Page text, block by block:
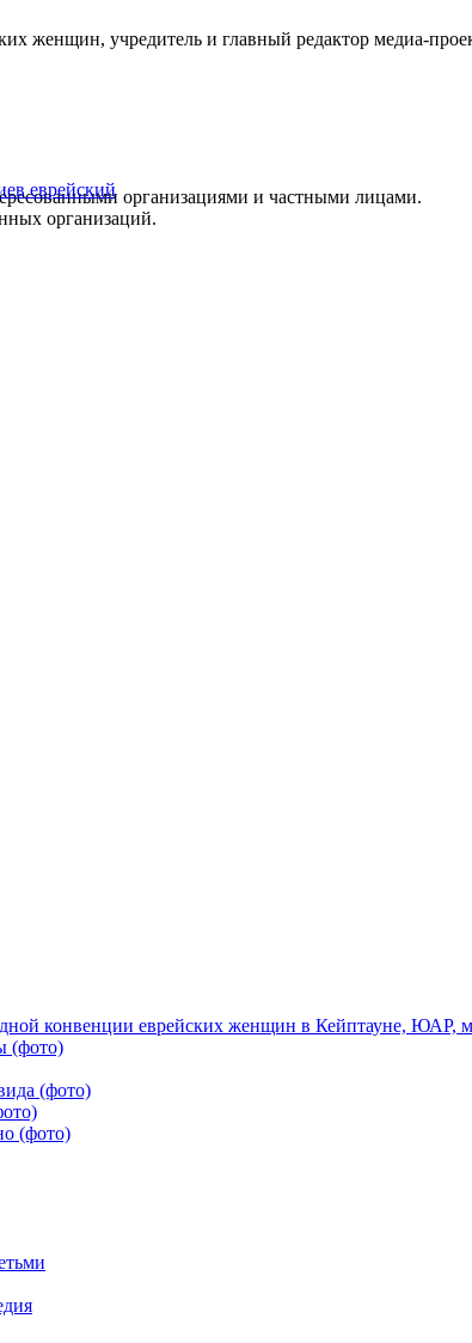
женщин, учредитель и главный редактор медиа-
еврейский
организациями и частными лицами.
организаций.
конвенции еврейских женщин в Кейптауне, ЮАР,
(фото)
(фото)
(фото)